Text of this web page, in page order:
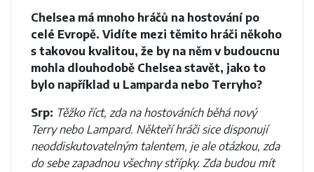
Chelsea má mnoho hráčů na hostování po
celé Evropě. Vidíte mezi těmito hráči někoho
s takovou kvalitou, že by na něm v budoucnu
mohla dlouhodobě Chelsea stavět, jako to
bylo například u Lamparda nebo Terryho?
Srp: Těžko říct, zda na hostováních běhá nový
Terry nebo Lampard. Někteří hráči sice disponují
neoddiskutovatelným talentem, je ale otázkou, zda
do sebe zapadnou všechny střípky. Zda budou mít